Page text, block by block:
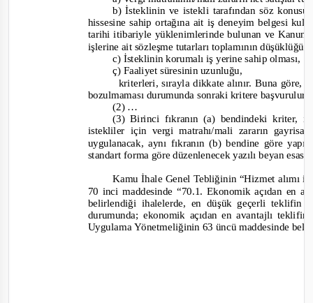
b) İsteklinin ve istekli tarafından söz konusu
hissesine sahip ortağına ait iş deneyim belgesi
tarihi itibariyle yüklenimlerinde bulunan ve
işlerine ait sözleşme tutarları toplamının düşüklüğü,
c) İsteklinin korumalı iş yerine sahip olması,
ç) Faaliyet süresinin uzunluğu,
kriterleri, sırayla dikkate alınır. Buna
bozulmaması durumunda sonraki kritere başvurulur.
(2) …
(3) Birinci fıkranın (a) bendindeki kriter,
istekliler için vergi matrahı/mali zararın
uygulanacak, aynı fıkranın (b) bendine göre
standart forma göre düzenlenecek yazılı beyan esas
Kamu İhale Genel Tebliğinin “Hizmet alımı
70 inci maddesinde “70.1. Ekonomik açıdan en
belirlendiği ihalelerde, en düşük geçerli teklifin
durumunda; ekonomik açıdan en avantajlı
Uygulama Yönetmeliğinin 63 üncü maddesinde